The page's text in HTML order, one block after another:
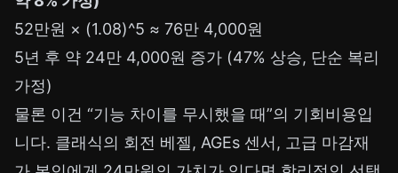
52만원 × (1.08)^5 ≈ 76만 4,000원
5년 후 약 24만 4,000원 증가 (47% 상승, 단순 복리
가정)
물론 이건 “기능 차이를 무시했을 때”의 기회비용입
니다. 클래식의 회전 베젤, AGEs 센서, 고급 마감재